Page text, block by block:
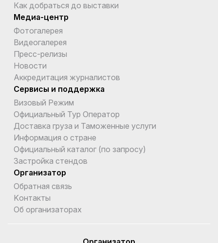
Как добраться до выставки
Медиа-центр
Фотогалерея
Видеогалерея
Пресс-релизы
Новости
Аккредитация журналистов
Сервисы и поддержка
Визовый Режим
Официальный Тур Оператор
Доставка груза и Таможенные услуги
Информация о стране
Официальный каталог (по запросу)
Застройка стендов
Организатор
Обратная связь
Kонтакты
Об организаторах